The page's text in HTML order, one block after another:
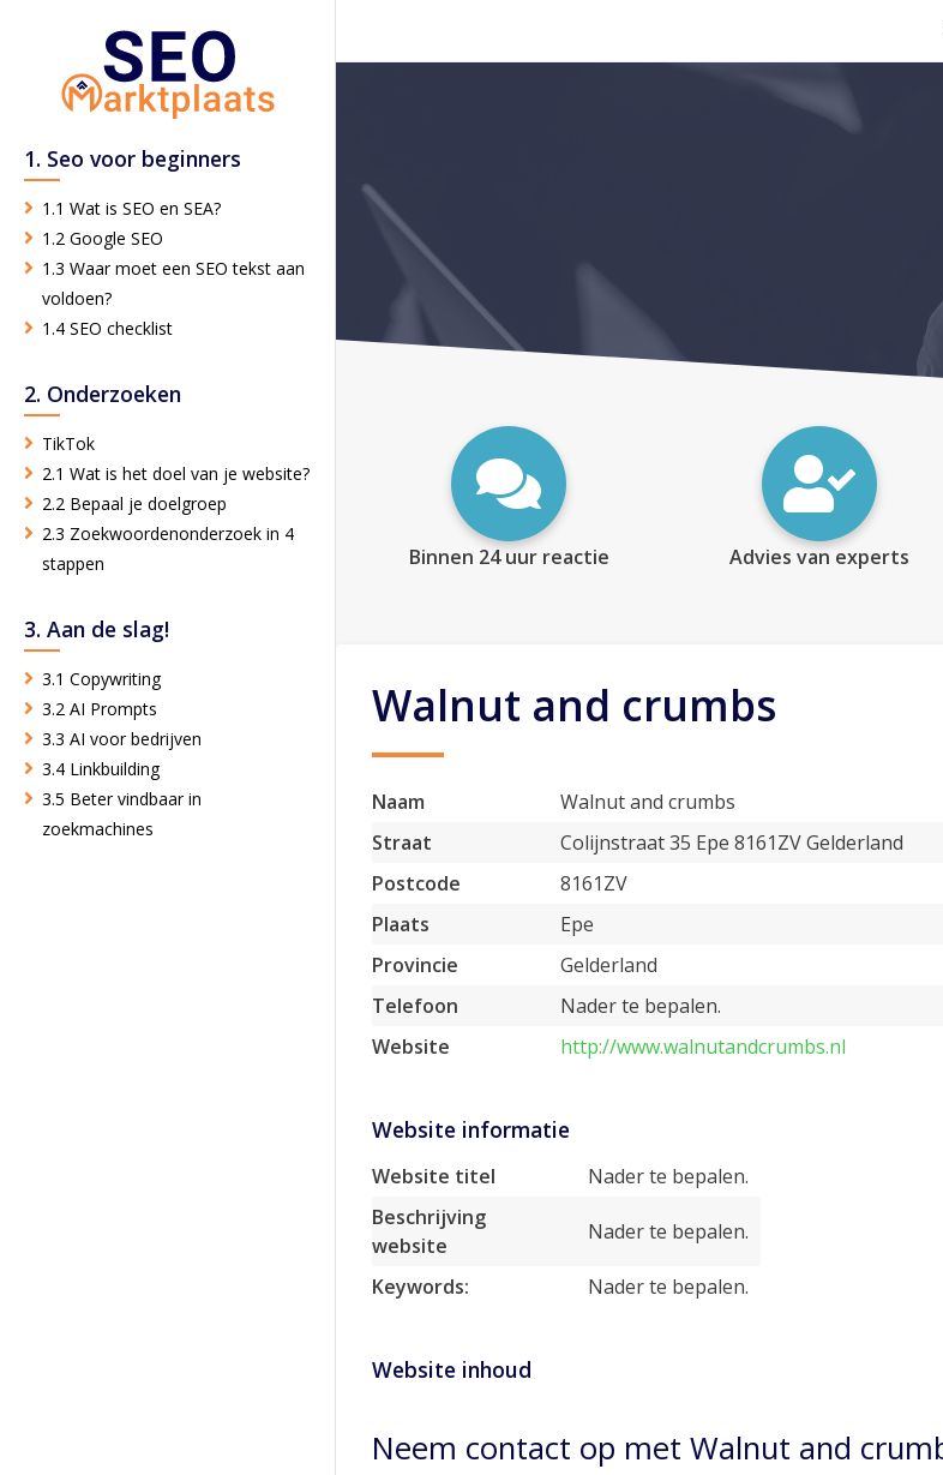
1. Seo voor beginners
1.1 Wat is SEO en SEA?
1.2 Google SEO
1.3 Waar moet een SEO tekst aan
voldoen?
1.4 SEO checklist
2. Onderzoeken
TikTok
2.1 Wat is het doel van je website?
2.2 Bepaal je doelgroep
2.3 Zoekwoordenonderzoek in 4
stappen
3. Aan de slag!
3.1 Copywriting
3.2 AI Prompts
3.3 AI voor bedrijven
3.4 Linkbuilding
3.5 Beter vindbaar in
zoekmachines
Binnen 24 uur reactie Advies van experts
Walnut and crumbs
Naam
Walnut and crumbs
Straat
Colijnstraat 35 Epe 8161ZV Gelderland
Postcode
8161ZV
Plaats
Epe
Provincie
Gelderland
Telefoon
Nader te bepalen.
Website
http://www.walnutandcrumbs.nl
Website informatie
Website titel
Nader te bepalen.
Beschrijving
website
Nader te bepalen.
Keywords: Nader te bepalen.
Website inhoud
Neem contact op met Walnut and